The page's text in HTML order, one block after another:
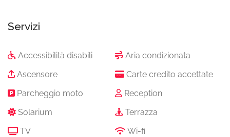
Servizi
Accessibilità disabili
Aria condizionata
Ascensore
Carte credito accettate
Parcheggio moto
Reception
Solarium
Terrazza
TV
Wi-fi